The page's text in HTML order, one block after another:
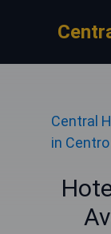
Central
in Centro